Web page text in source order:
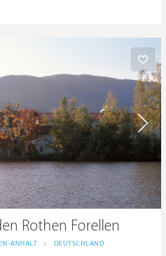
Rothen Forellen
ANHALT > DEUTSCHLAND